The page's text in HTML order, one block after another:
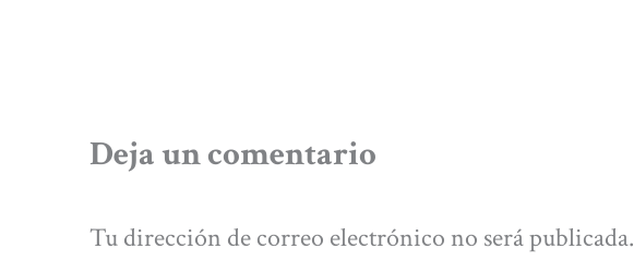
Deja un comentario
Tu dirección de correo electrónico no será publicada.